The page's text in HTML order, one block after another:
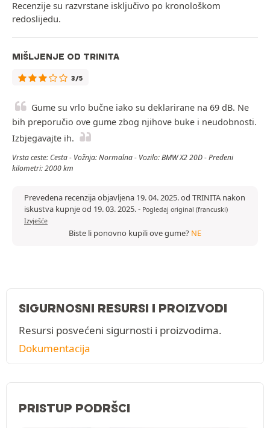
Recenzije su razvrstane isključivo po kronološkom
redoslijedu.
MIŠLJENJE OD TRINITA
3/5
Gume su vrlo bučne iako su deklarirane na 69 dB. Ne
bih preporučio ove gume zbog njihove buke i neudobnosti.
Izbjegavajte ih.
Vrsta ceste: Cesta - Vožnja: Normalna - Vozilo: BMW X2 20D - Pređeni
kilometri: 2000 km
Prevedena recenzija objavljena 19. 04. 2025. od TRINITA nakon
iskustva kupnje od 19. 03. 2025.- Pogledaj original (francuski)
Izvješće
Biste li ponovno kupili ove gume? NE
SIGURNOSNI RESURSI I PROIZVODI
Resursi posvećeni sigurnosti i proizvodima.
Dokumentacija
PRISTUP PODRŠCI